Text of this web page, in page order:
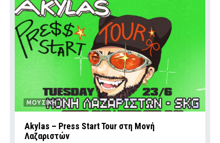
ΜΟΥΣΙΚΗ
Akylas – Press Start Tour στη Μονή
Λαζαριστών